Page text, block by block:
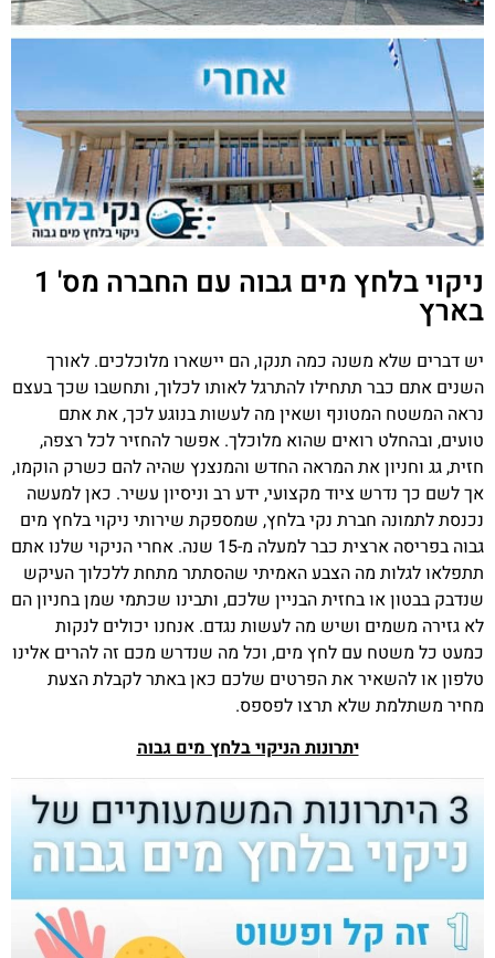
ניקוי בלחץ מים גבוה עם החברה מס' 1
בארץ
יש דברים שלא משנה כמה תנקו, הם יישארו מלוכלכים. לאורך
השנים אתם כבר תתחילו להתרגל לאותו לכלוך, ותחשבו שכך בעצם
נראה המשטח המטונף ושאין מה לעשות בנוגע לכך, את אתם
טועים, ובהחלט רואים שהוא מלוכלך. אפשר להחזיר לכל רצפה,
חזית, גג וחניון את המראה החדש והמנצנץ שהיה להם כשרק הוקמו,
אך לשם כך נדרש ציוד מקצועי, ידע רב וניסיון עשיר. כאן למעשה
נכנסת לתמונה חברת נקי בלחץ, שמספקת שירותי ניקוי בלחץ מים
גבוה בפריסה ארצית כבר למעלה מ-15 שנה. אחרי הניקוי שלנו אתם
תתפלאו לגלות מה הצבע האמיתי שהסתתר מתחת ללכלוך העיקש
שנדבק בבטון או בחזית הבניין שלכם, ותבינו שכתמי שמן בחניון הם
לא גזירה משמים ושיש מה לעשות נגדם. אנחנו יכולים לנקות
כמעט כל משטח עם לחץ מים, וכל מה שנדרש מכם זה להרים אלינו
טלפון או להשאיר את הפרטים שלכם כאן באתר לקבלת הצעת
מחיר משתלמת שלא תרצו לפספס.
יתרונות הניקוי בלחץ מים גבוה